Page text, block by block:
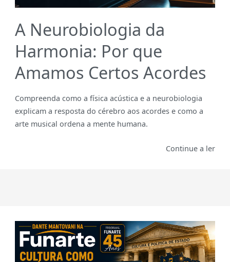
A Neurobiologia da
Harmonia: Por que
Amamos Certos Acordes
Compreenda como a física acústica e a neurobiologia
explicam a resposta do cérebro aos acordes e como a
arte musical ordena a mente humana.
Continue a ler